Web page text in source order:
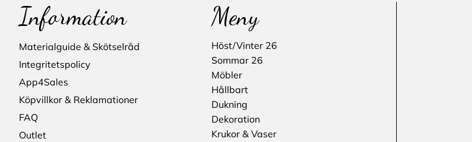
Information
Materialguide & Skötselråd
Integritetspolicy
App4Sales
Köpvillkor & Reklamationer
FAQ
Outlet
Meny
Höst/Vinter 26
Sommar 26
Möbler
Hållbart
Dukning
Dekoration
Krukor & Vaser